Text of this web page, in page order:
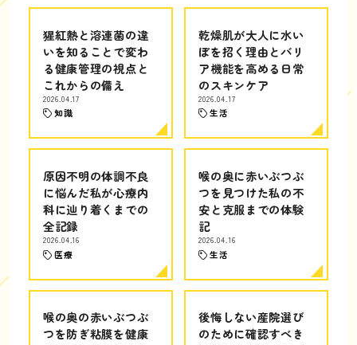
猩紅熱と溶連菌の違
いを知ることで変わ
る健康管理の視点と
これからの備え
2026.04.17
知識
乾燥肌が大人に水い
ぼを招く理由とバリ
ア機能を高める日常
のスキンケア
2026.04.17
生活
原因不明の体調不良
に悩んだ私が心療内
科に辿り着くまでの
全記録
2026.04.16
医療
喉の奥に赤いぶつぶ
つを見つけた私の不
安と克服までの体験
記
2026.04.16
生活
喉の奥の赤いぶつぶ
つを防ぎ粘膜を健康
後悔しない産院選び
のために確認すべき